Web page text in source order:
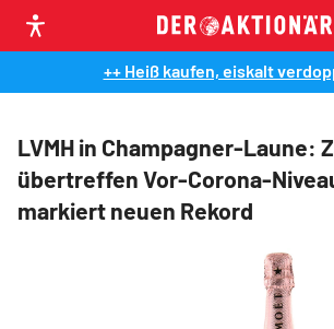
++ Heiß kaufen, eiskalt
LVMH in Champagner-Laune:
übertreffen Vor-Corona-
markiert neuen Rekord